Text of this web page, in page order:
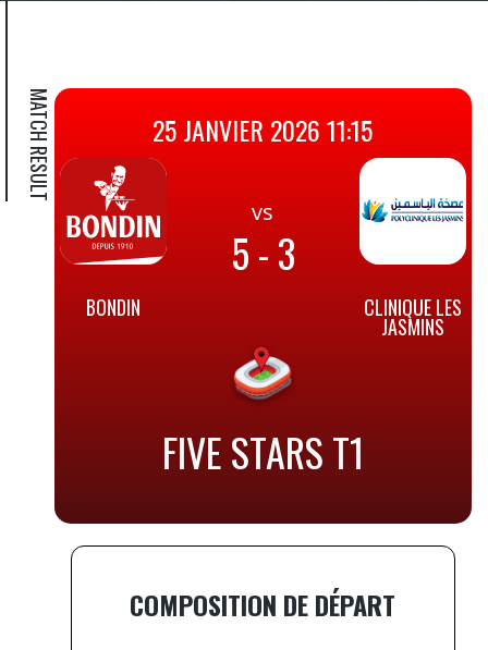
MATCH RESULT 25 JANVIER 2026 11:15
BONDIN
vs
5 - 3
CLINIQUE LES
JASMINS
FIVE STARS T1
COMPOSITION DE DÉPART